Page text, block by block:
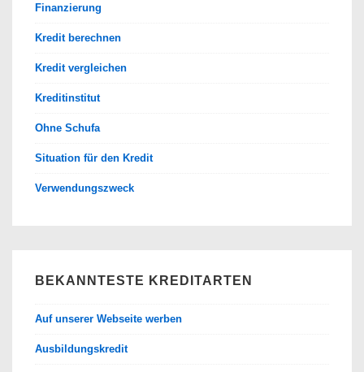
Finanzierung
Kredit berechnen
Kredit vergleichen
Kreditinstitut
Ohne Schufa
Situation für den Kredit
Verwendungszweck
BEKANNTESTE KREDITARTEN
Auf unserer Webseite werben
Ausbildungskredit